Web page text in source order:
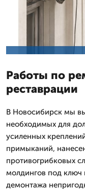
Работы по
реставрации
В Новосибирск мы
необходимых для
усиленных
примыканий,
противогрибковых
молдингов под ключ
демонтажа